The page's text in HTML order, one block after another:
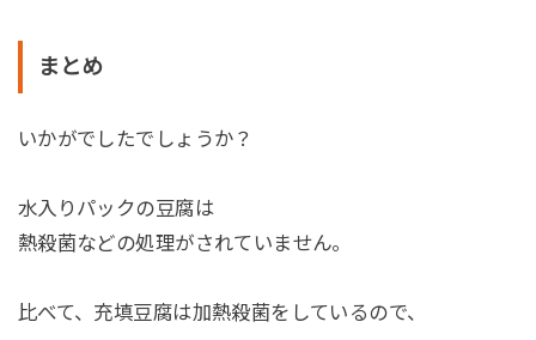
まとめ
いかがでしたでしょうか？
水入りパックの豆腐は
熱殺菌などの処理がされていません。
比べて、充填豆腐は加熱殺菌をしているので、